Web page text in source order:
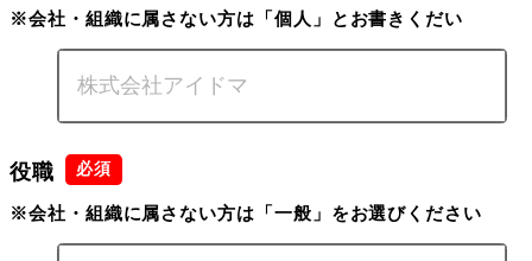
※会社・組織に属さない方は「個人」とお書きくだい
役職
※会社・組織に属さない方は「一般」をお選びください